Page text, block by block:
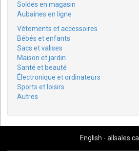
Soldes en magasin
Aubaines en ligne
Vêtements et accessoires
Bébés et enfants
Sacs et valises
Maison et jardin
Santé et beauté
Électronique et ordinateurs
Sports et loisirs
Autres
English - allsales.ca